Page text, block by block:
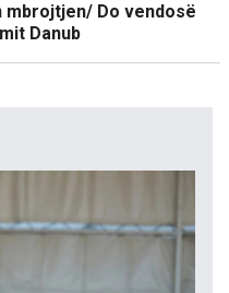
mbrojtjen/ Do vendosë
Danub